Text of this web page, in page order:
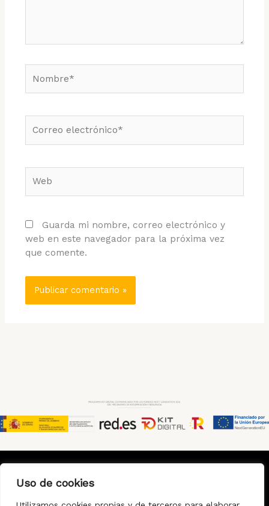
Uso de cookies
electrónico*
Guarda mi nombre, correo electrónico y
web en este navegador para la próxima vez
que comente.
Aviso Legal